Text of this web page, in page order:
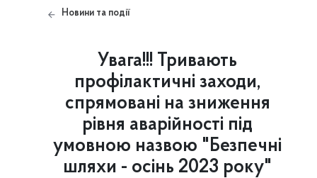
Новини та події
Увага!!! Тривають
профілактичні заходи,
спрямовані на зниження
рівня аварійності під
умовною назвою "Безпечні
шляхи - осінь 2023 року"